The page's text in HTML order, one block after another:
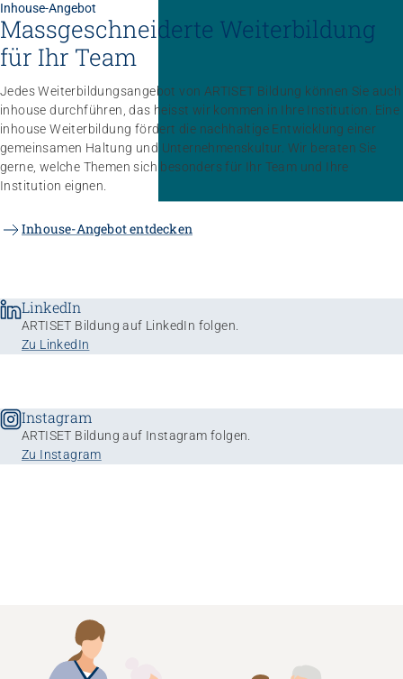
Inhouse-Angebot
Massgeschneiderte Weiterbildung
für Ihr Team
Jedes Weiterbildungsangebot von ARTISET Bildung können Sie auch
inhouse durchführen, das heisst wir kommen in Ihre Institution. Eine
inhouse Weiterbildung fördert die nachhaltige Entwicklung einer
gemeinsamen Haltung und Unternehmenskultur. Wir beraten Sie
gerne, welche Themen sich besonders für Ihr Team und Ihre
Institution eignen.
Inhouse-Angebot entdecken
LinkedIn
ARTISET Bildung auf LinkedIn folgen.
Zu LinkedIn
Instagram
ARTISET Bildung auf Instagram folgen.
Zu Instagram